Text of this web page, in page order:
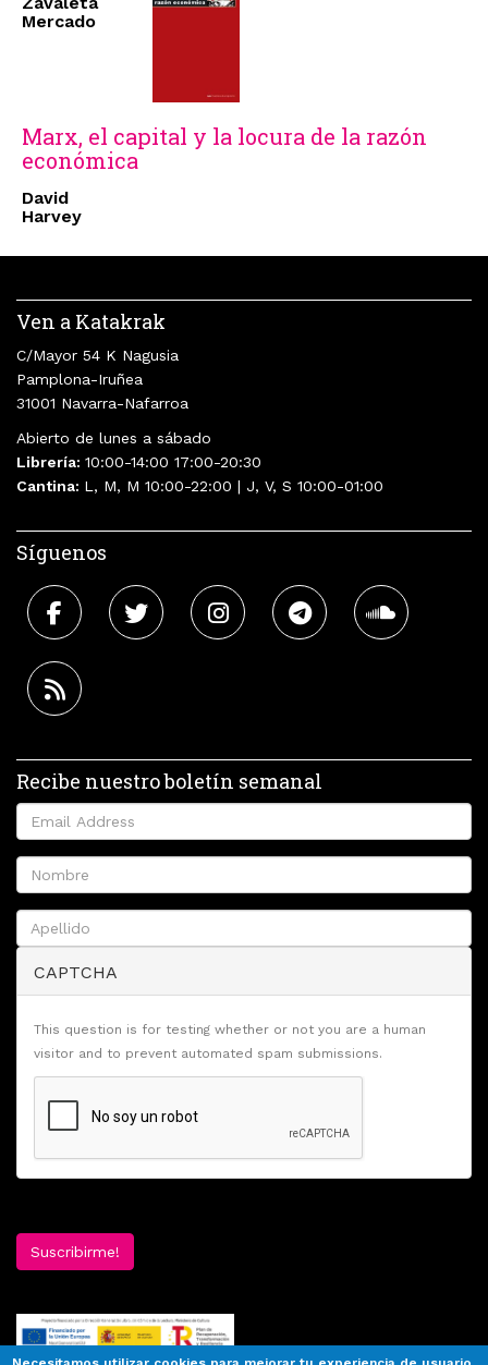
Mercado
Marx, el capital y la locura de la razón
económica
David
Harvey
Ven a Katakrak
C/Mayor 54 K Nagusia
Pamplona-Iruñea
31001 Navarra-Nafarroa
Abierto de lunes a sábado
Librería: 10:00-14:00 17:00-20:30
Cantina: L, M, M 10:00-22:00 | J, V, S 10:00-01:00
Síguenos
Recibe nuestro boletín semanal
CAPTCHA
This question is for testing whether or not you are a human
visitor and to prevent automated spam submissions.
Suscribirme!